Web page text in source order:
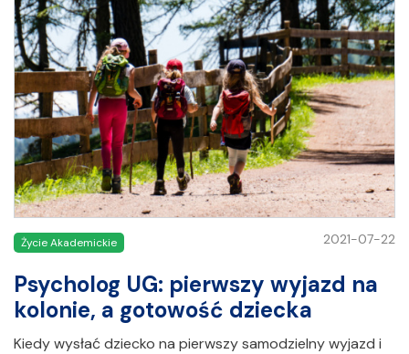
Życie Akademickie 2021-07-22
Psycholog UG: pierwszy wyjazd na
kolonie, a gotowość dziecka
Kiedy wysłać dziecko na pierwszy samodzielny wyjazd i